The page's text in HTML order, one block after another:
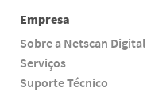
Empresa
Sobre a Netscan Digital
Serviços
Suporte Técnico